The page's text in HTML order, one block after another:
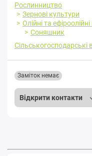
Рослинництво
Зернові культури
Олійні та
Соняшник
Сільськогосподарські
Відкрити контакти
Заміток немає